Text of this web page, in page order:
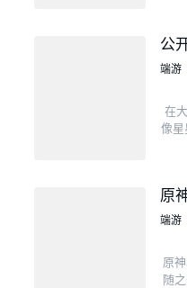
公
中
端游
在
像星
原
代
端游
原
随